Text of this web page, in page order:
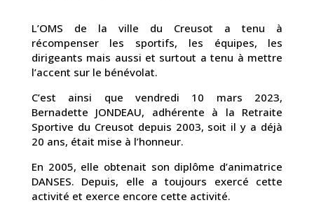
L’OMS de la ville du Creusot a tenu à
récompenser les sportifs, les équipes, les
dirigeants mais aussi et surtout a tenu à mettre
l’accent sur le bénévolat.
C’est ainsi que vendredi 10 mars 2023,
Bernadette JONDEAU, adhérente à la Retraite
Sportive du Creusot depuis 2003, soit il y a déjà
20 ans, était mise à l’honneur.
En 2005, elle obtenait son diplôme d’animatrice
DANSES. Depuis, elle a toujours exercé cette
activité et exerce encore cette activité.